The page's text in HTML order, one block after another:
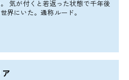
気が付くと若返った状態で千年後
界にいた。通称ルード。
ア